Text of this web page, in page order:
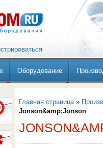
Оборудование
Главная страница»
Jonson&amp;Jonson